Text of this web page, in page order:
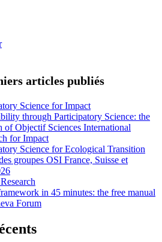
articles publiés
Science for Impact
through Participatory Science: the
of Objectif Sciences International
for Impact
Science for Ecological Transition
groupes OSI France, Suisse et
in 45 minutes: the free manual
Forum